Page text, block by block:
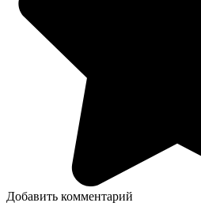
Добавить комментарий